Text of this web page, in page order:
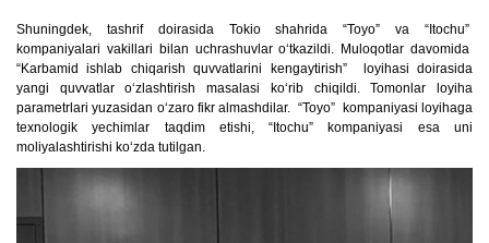
Shuningdek, tashrif doirasida Tokio shahrida “Toyo” va “Itochu”
kompaniyalari vakillari bilan uchrashuvlar oʻtkazildi. Muloqotlar davomida
“Karbamid ishlab chiqarish quvvatlarini kengaytirish” loyihasi doirasida
yangi quvvatlar oʻzlashtirish masalasi koʻrib chiqildi. Tomonlar loyiha
parametrlari yuzasidan oʻzaro fikr almashdilar. “Toyo” kompaniyasi loyihaga
texnologik yechimlar taqdim etishi, “Itochu” kompaniyasi esa uni
moliyalashtirishi koʻzda tutilgan.